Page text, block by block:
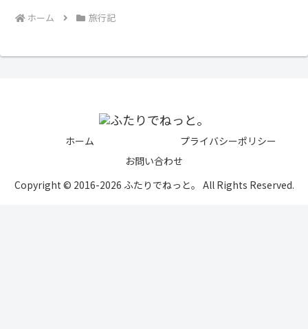
ホーム 旅行記
ホーム
プライバシーポリシー
お問い合わせ
Copyright © 2016-2026 ふたりでねっと。 All Rights Reserved.